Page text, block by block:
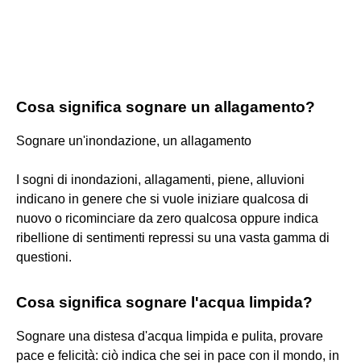
Cosa significa sognare un allagamento?
Sognare un'inondazione, un allagamento
I sogni di inondazioni, allagamenti, piene, alluvioni
indicano in genere che si vuole iniziare qualcosa di
nuovo o ricominciare da zero qualcosa oppure indica
ribellione di sentimenti repressi su una vasta gamma di
questioni.
Cosa significa sognare l'acqua limpida?
Sognare una distesa d'acqua limpida e pulita, provare
pace e felicità: ciò indica che sei in pace con il mondo, in